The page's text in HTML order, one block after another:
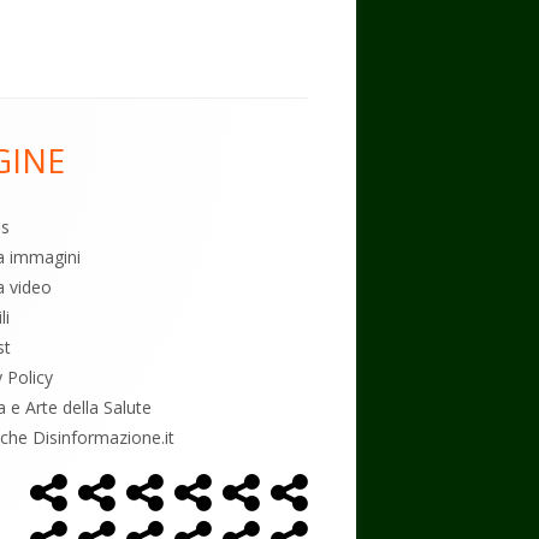
immagini
video
Policy
e Arte della Salute
Disinformazione.it
Menù
social
Home
Page
Alimentazione
AmbienteBambiniBiodecodifica
Cancro
ControlloEconomiaEsoterismo
FarmaciMassoneria
NWO